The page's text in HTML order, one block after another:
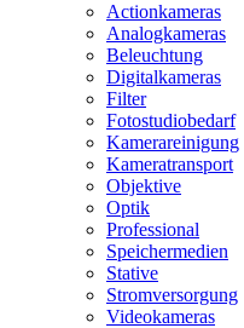
Actionkameras
Analogkameras
Beleuchtung
Digitalkameras
Filter
Fotostudiobedarf
Kamerareinigung
Kameratransport
Objektive
Optik
Professional
Speichermedien
Stative
Stromversorgung
Videokameras